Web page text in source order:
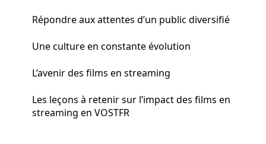
Répondre aux attentes d’un public diversifié
Une culture en constante évolution
L’avenir des films en streaming
Les leçons à retenir sur l’impact des films en
streaming en VOSTFR